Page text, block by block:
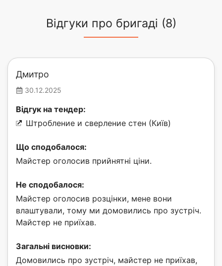
Відгуки про бригаді (8)
Дмитро
30.12.2025
Відгук на тендер:
Штробление и сверление стен (Київ)
Що сподобалося:
Майстер оголосив прийнятні ціни.
Не сподобалося:
Майстер оголосив розцінки, мене вони
влаштували, тому ми домовились про зустріч.
Майстер не приїхав.
Загальні висновки:
Домовились про зустріч, майстер не приїхав,